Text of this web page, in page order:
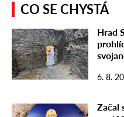
CO SE CHYSTÁ
Hrad
6. 8.
Začal